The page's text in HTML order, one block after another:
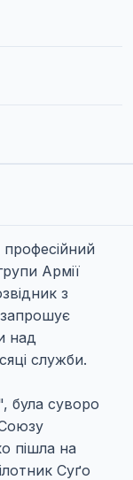
Армії
з
запрошує
над
служби.
була суворо
пішла на
Суґо